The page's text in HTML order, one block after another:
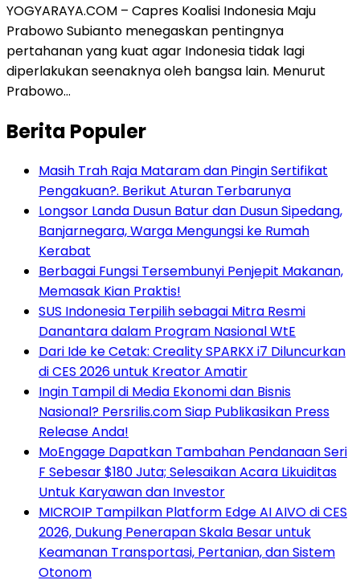
YOGYARAYA.COM – Capres Koalisi Indonesia Maju
Prabowo Subianto menegaskan pentingnya
pertahanan yang kuat agar Indonesia tidak lagi
diperlakukan seenaknya oleh bangsa lain. Menurut
Prabowo…
Berita Populer
Masih Trah Raja Mataram dan Pingin Sertifikat
Pengakuan?. Berikut Aturan Terbarunya
Longsor Landa Dusun Batur dan Dusun Sipedang,
Banjarnegara, Warga Mengungsi ke Rumah
Kerabat
Berbagai Fungsi Tersembunyi Penjepit Makanan,
Memasak Kian Praktis!
SUS Indonesia Terpilih sebagai Mitra Resmi
Danantara dalam Program Nasional WtE
Dari Ide ke Cetak: Creality SPARKX i7 Diluncurkan
di CES 2026 untuk Kreator Amatir
Ingin Tampil di Media Ekonomi dan Bisnis
Nasional? Persrilis.com Siap Publikasikan Press
Release Anda!
MoEngage Dapatkan Tambahan Pendanaan Seri
F Sebesar $180 Juta; Selesaikan Acara Likuiditas
Untuk Karyawan dan Investor
MICROIP Tampilkan Platform Edge AI AIVO di CES
2026, Dukung Penerapan Skala Besar untuk
Keamanan Transportasi, Pertanian, dan Sistem
Otonom